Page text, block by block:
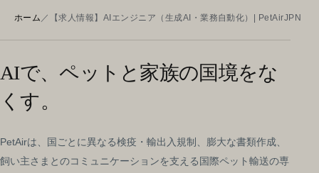
ホーム ／ 【求人情報】AIエンジニア（生成AI・業務自動化）| PetAirJPN
AIで、ペットと家族の国境をな
くす。
PetAirは、国ごとに異なる検疫・輸出入規制、膨大な書類作成、
飼い主さまとのコミュニケーションを支える国際ペット輸送の専